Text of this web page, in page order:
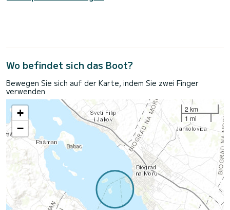
Wo befindet sich das Boot?
Bewegen Sie sich auf der Karte, indem Sie zwei Finger
verwenden
+
−
2 km
1 mi